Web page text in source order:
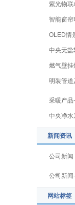
紫光物联
智能窗帘
OLED情
中央无盐
燃气壁挂
明装管道
采暖产品
中央净水
新闻资讯
公司新闻
公司新闻
网站标签